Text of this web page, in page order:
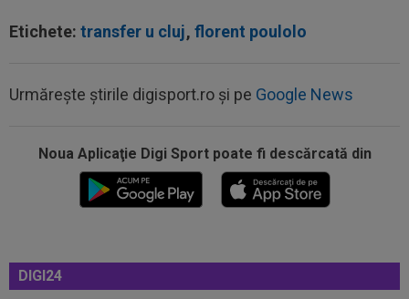
Etichete: transfer u cluj, florent poulolo
Urmărește știrile digisport.ro și pe Google News
Noua Aplicaţie Digi Sport poate fi descărcată din
DIGI24
00:17
Micael Leandro a murit, după ce a fost
împușcat în timpul meciului
Surpriza serii în Europa: rezultat ”strălucitor”
23:53 FOTO
I-a lăsat ”mască”! Ce a făcut Vinicius
Junior, imediat după negocierile cu Real...